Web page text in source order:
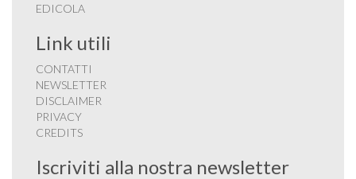
EDICOLA
Link utili
CONTATTI
NEWSLETTER
DISCLAIMER
PRIVACY
CREDITS
Iscriviti alla nostra newsletter